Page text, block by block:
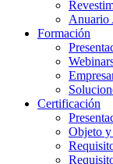
Anuario
Formación
Certificación
Objeto